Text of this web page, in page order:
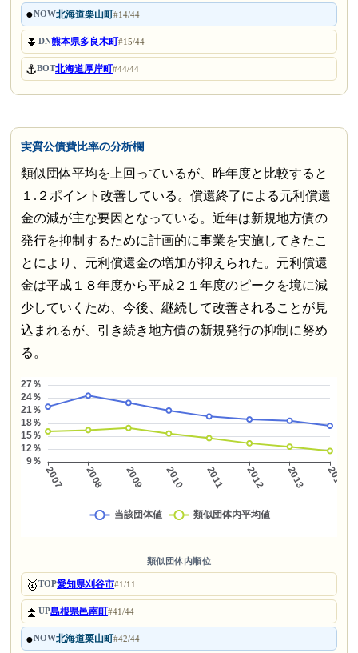
●NOW北海道栗山町#14/44
⏬DN熊本県多良木町#15/44
⚓BOT北海道厚岸町#44/44
実質公債費比率の分析欄
類似団体平均を上回っているが、昨年度と比較すると
１.２ポイント改善している。償還終了による元利償還
金の減が主な要因となっている。近年は新規地方債の
発行を抑制するために計画的に事業を実施してきたこ
とにより、元利償還金の増加が抑えられた。元利償還
金は平成１８年度から平成２１年度のピークを境に減
少していくため、今後、継続して改善されることが見
込まれるが、引き続き地方債の新規発行の抑制に努め
る。
類似団体内順位
🥇TOP愛知県刈谷市#1/11
⏫UP島根県邑南町#41/44
●NOW北海道栗山町#42/44